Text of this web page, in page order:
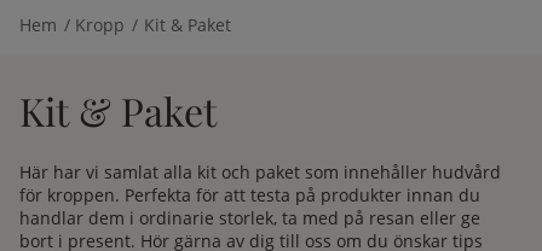
Hem Kropp Kit & Paket
Kit & Paket
Här har vi samlat alla kit och paket som innehåller hudvård
för kroppen. Perfekta för att testa på produkter innan du
handlar dem i ordinarie storlek, ta med på resan eller ge
bort i present. Hör gärna av dig till oss om du önskar tips